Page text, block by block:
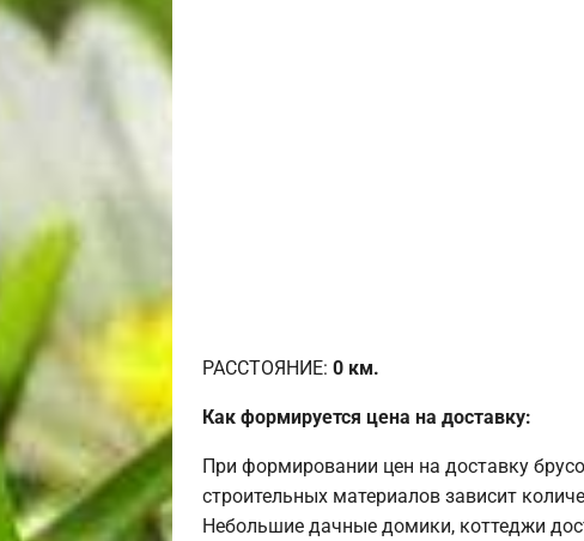
РАССТОЯНИЕ: 0 км.
Как формируется цена на доставку:
При формировании цен на доставку
строительных материалов зависит
Небольшие дачные домики, коттеджи